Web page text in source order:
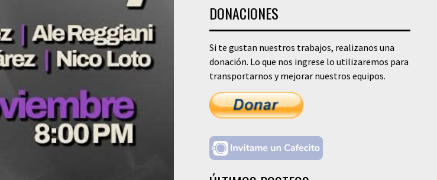
DONACIONES
Si te gustan nuestros trabajos, realizanos una
donación. Lo que nos ingrese lo utilizaremos para
transportarnos y mejorar nuestros equipos.